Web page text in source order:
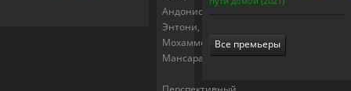
Андонис
Энтони,
Мохаммед
Мансарай
Все премьеры